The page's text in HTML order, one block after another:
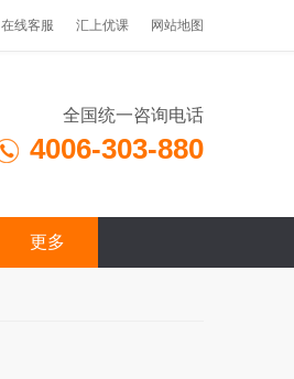
在线客服 汇上优课 网站地图
全国统一咨询电话
4006-303-880
更多